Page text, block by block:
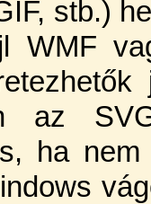
stb.)
WMF
az
ha